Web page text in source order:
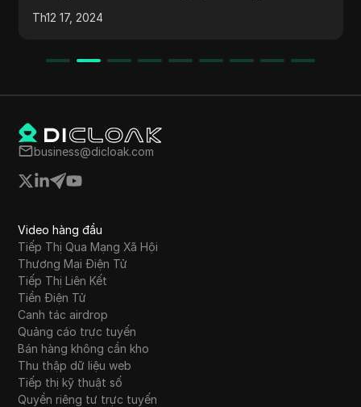
từ airdrop và chương trình giới thiệu. Người
dùng có thể nhận khoảng 400 token và có cơ
giản. Hướng dẫn cũng bao gồm cách đăng ký
Th12 17, 2024
business@dicloak.com
Video hàng đầu
Tiếp Thị Qua Mạng Xã Hội
Thương Mại Điện Tử
Tiếp Thị Liên Kết
Tiền Điện Tử
Canh tác airdrop
Quảng cáo trực tuyến
Bán hàng không cần kho
Thu thập dữ liệu web
Tiếp thị kỹ thuật số
Quyền riêng tư trực tuyến